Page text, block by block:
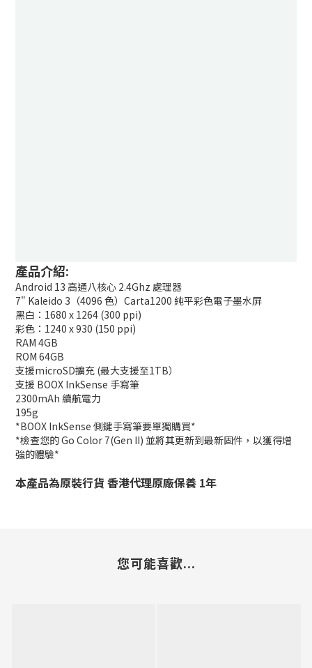
產品介紹:
Android 13 高通八核心 2.4Ghz 處理器
7" Kaleido 3（4096 色）Carta1200 純平彩色電子墨水屏
黑白：1680 x 1264 (300 ppi)
彩色：1240 x 930 (150 ppi)
RAM 4GB
ROM 64GB
支援microSD擴充 (最大支援至1TB）
支援 BOOX InkSense 手寫筆
2300mAh 續航電力
195g
*BOOX InkSense 側鍵手寫筆要單獨購買*
*檢查您的 Go Color 7(Gen II) 並將其更新到最新固件，以獲得增
強的體驗*
本產品為原裝行貨 香港代理原廠保養 1年
您可能喜歡...